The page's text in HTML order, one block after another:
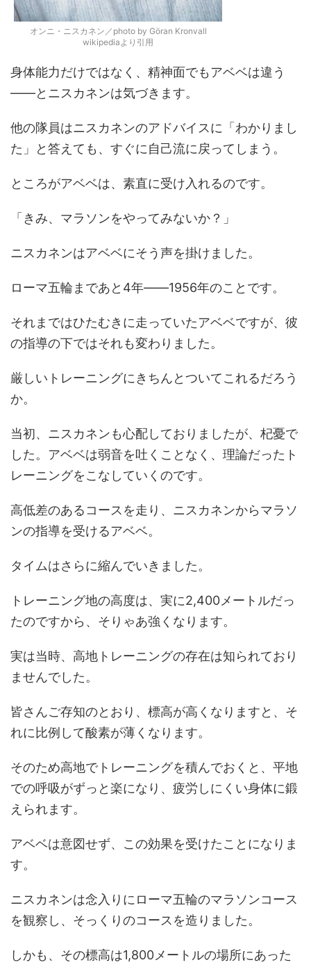
オンニ・ニスカネン／photo by Göran Kronvall
wikipediaより引用
身体能力だけではなく、精神面でもアベベは違う
――とニスカネンは気づきます。
他の隊員はニスカネンのアドバイスに「わかりまし
た」と答えても、すぐに自己流に戻ってしまう。
ところがアベベは、素直に受け入れるのです。
「きみ、マラソンをやってみないか？」
ニスカネンはアベベにそう声を掛けました。
ローマ五輪まであと4年――1956年のことです。
それまではひたむきに走っていたアベベですが、彼
の指導の下ではそれも変わりました。
厳しいトレーニングにきちんとついてこれるだろう
か。
当初、ニスカネンも心配しておりましたが、杞憂で
した。アベベは弱音を吐くことなく、理論だったト
レーニングをこなしていくのです。
高低差のあるコースを走り、ニスカネンからマラソ
ンの指導を受けるアベベ。
タイムはさらに縮んでいきました。
トレーニング地の高度は、実に2,400メートルだっ
たのですから、そりゃあ強くなります。
実は当時、高地トレーニングの存在は知られており
ませんでした。
皆さんご存知のとおり、標高が高くなりますと、そ
れに比例して酸素が薄くなります。
そのため高地でトレーニングを積んでおくと、平地
での呼吸がずっと楽になり、疲労しにくい身体に鍛
えられます。
アベベは意図せず、この効果を受けたことになりま
す。
ニスカネンは念入りにローマ五輪のマラソンコース
を観察し、そっくりのコースを造りました。
しかも、その標高は1,800メートルの場所にあった